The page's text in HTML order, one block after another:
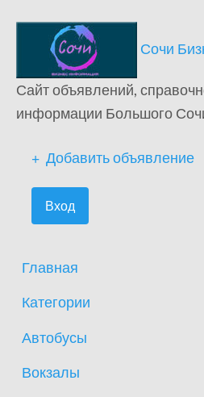
Сочи
Сайт объявлений,
информации Большого
Добавить объявление
Вход
Главная
Категории
Автобусы
Вокзалы